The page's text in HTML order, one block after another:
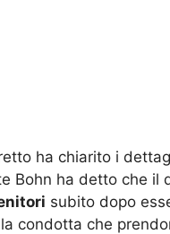
ha chiarito i
Bohn ha detto che il
subito dopo
condotta che